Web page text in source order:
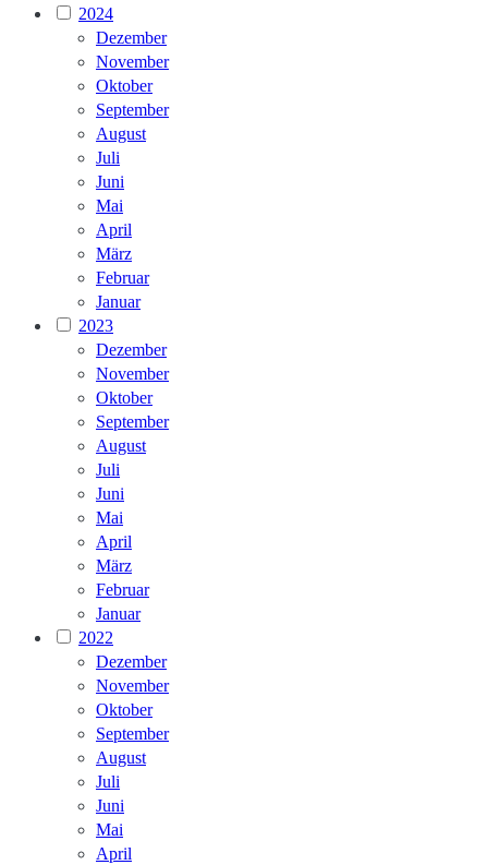
2024
Dezember
November
Oktober
September
August
Juli
Juni
Mai
April
März
Februar
Januar
2023
Dezember
November
Oktober
September
August
Juli
Juni
Mai
April
März
Februar
Januar
2022
Dezember
November
Oktober
September
August
Juli
Juni
Mai
April